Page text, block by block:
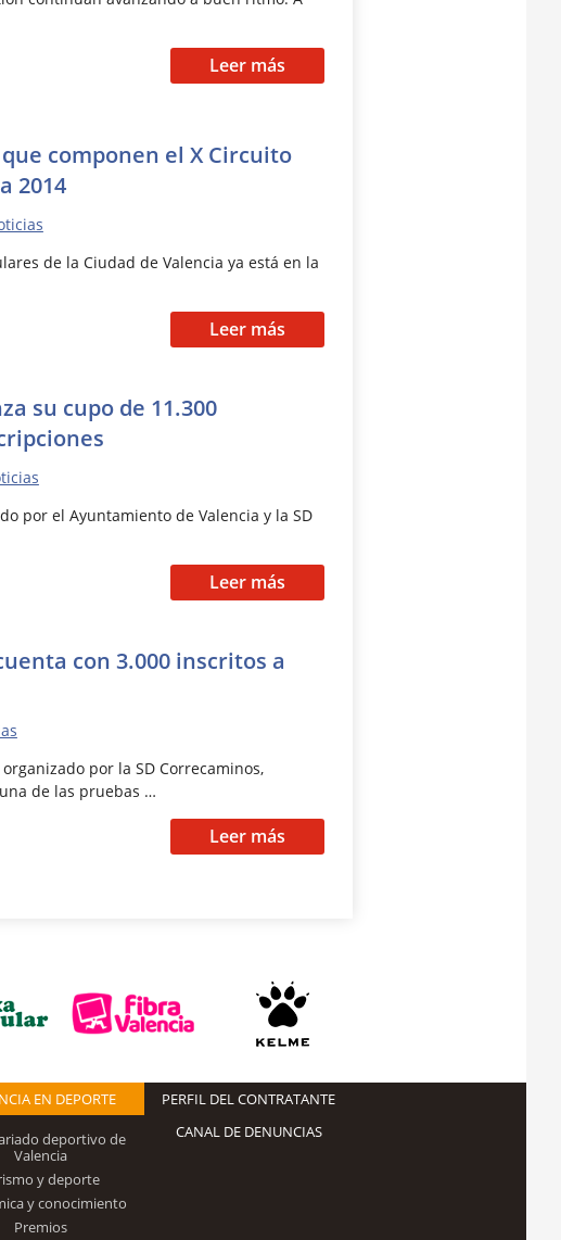
Leer más
componen el X Circuito
2014
de la Ciudad de Valencia ya está en la
Leer más
su cupo de 11.300
por el Ayuntamiento de Valencia y la SD
Leer más
con 3.000 inscritos a
por la SD Correcaminos,
de las pruebas …
Leer más
EN DEPORTE
deportivo de
Valencia
y deporte
y conocimiento
Premios
PERFIL DEL CONTRATANTE
CANAL DE DENUNCIAS